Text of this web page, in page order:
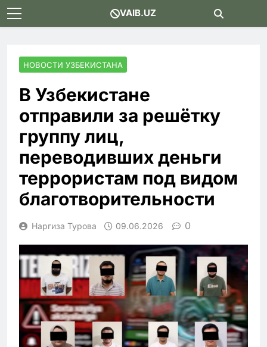
Skip
to
VAIB.UZ
НОВОСТИ УЗБЕКИСТАНА
В Узбекистане
отправили за решётку
группу лиц,
переводивших деньги
террористам под видом
благотворительности
Наргиза Турова 09.06.2026 0